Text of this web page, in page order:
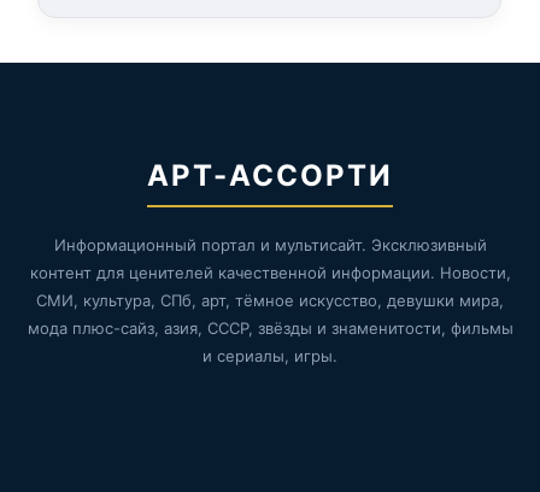
АРТ-АССОРТИ
Информационный портал и мультисайт. Эксклюзивный
контент для ценителей качественной информации. Новости,
СМИ, культура, СПб, арт, тёмное искусство, девушки мира,
мода плюс-сайз, азия, СССР, звёзды и знаменитости, фильмы
и сериалы, игры.